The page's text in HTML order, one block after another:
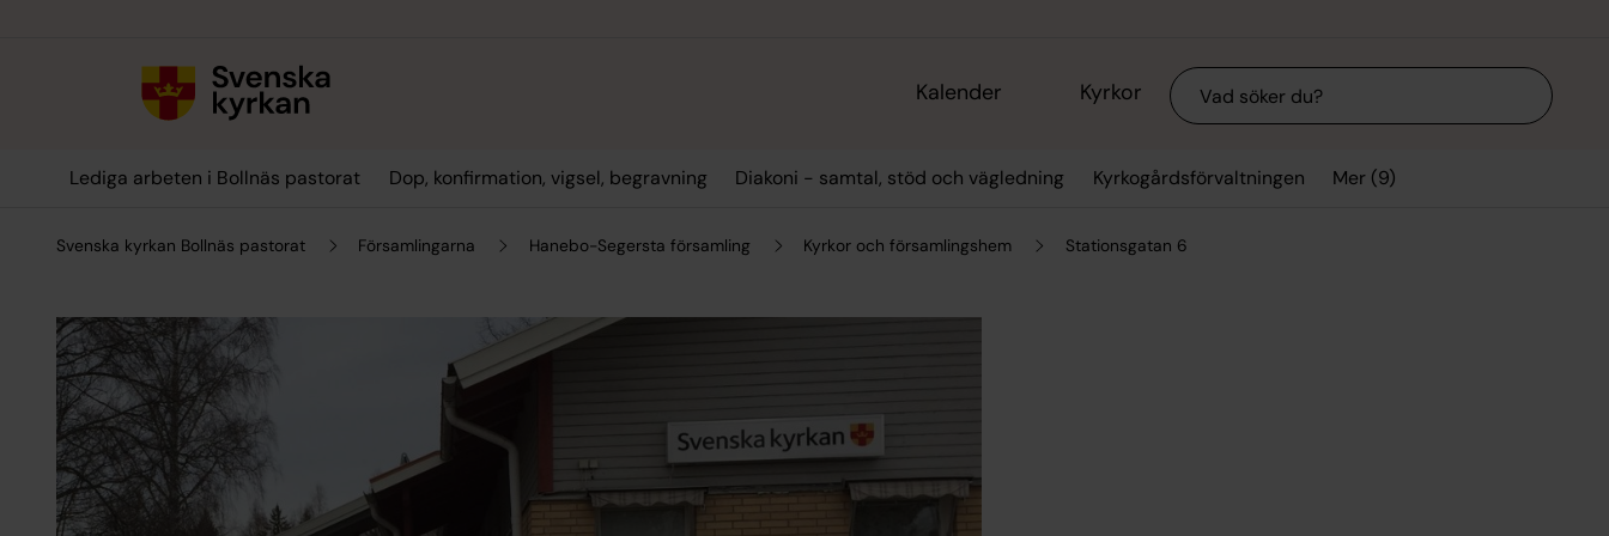
Kalender Kyrkor Sök
Lediga arbeten i Bollnäs pastorat Dop, konfirmation, vigsel, begravning Diakoni - samtal, stöd och vägledning Kyrkogårdsförvaltningen Mer (9)
Svenska kyrkan Bollnäs pastorat Församlingarna Hanebo-Segersta församling Kyrkor och församlingshem Stationsgatan 6